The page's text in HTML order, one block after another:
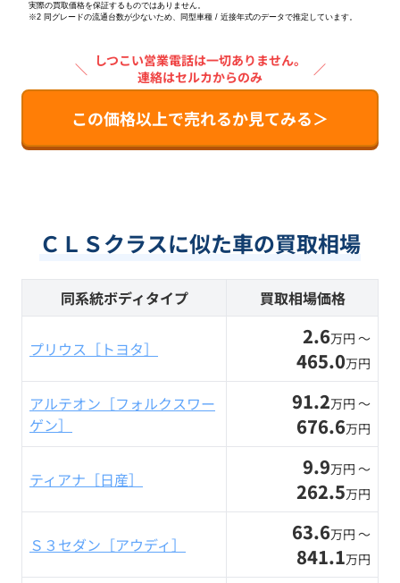
実際の買取価格を保証するものではありません。
※2 同グレードの流通台数が少ないため、同型車種 / 近接年式のデータで推定しています。
＼ しつこい営業電話は一切ありません。
連絡はセルカからのみ
／
この価格以上で売れるか見てみる＞
ＣＬＳクラスに似た車の買取相場
同系統ボディタイプ 買取相場価格
プリウス［トヨタ］ 2.6万円 〜
465.0万円
アルテオン［フォルクスワー
ゲン］
91.2万円 〜
676.6万円
ティアナ［日産］ 9.9万円 〜
262.5万円
Ｓ３セダン［アウディ］ 63.6万円 〜
841.1万円